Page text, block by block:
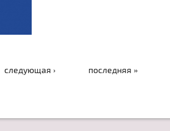
следующая › последняя »